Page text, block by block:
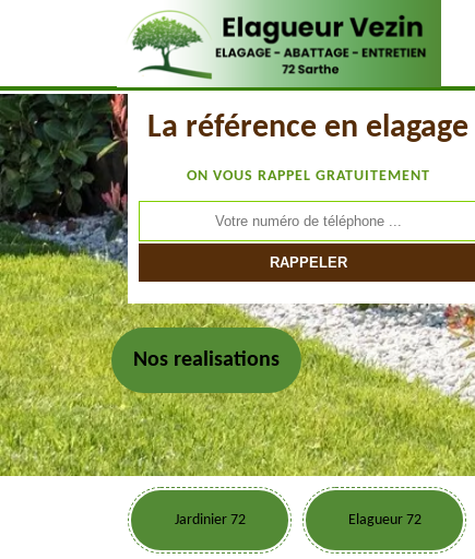
La référence en elagage
ON VOUS RAPPEL GRATUITEMENT
Nos realisations
Jardinier 72 Elagueur 72